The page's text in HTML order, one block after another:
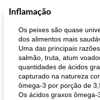
Inflamação
Os peixes são quase
dos alimentos mais
Uma das principais
salmão, truta, atum
quantidades de ácidos
capturado na natureza
ômega-3 por porção de
Os ácidos graxos